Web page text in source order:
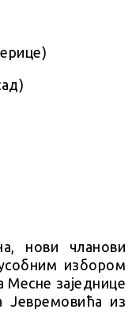
нови чланови
избором
Месне заједнице
Јевремовића из